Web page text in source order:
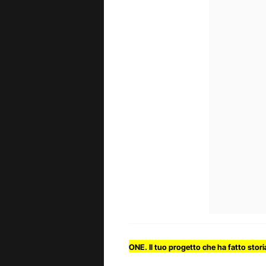
ONE. Il tuo progetto che ha fatto